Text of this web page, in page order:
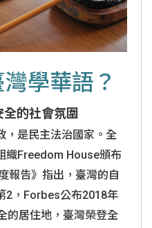
學華語？
的社會氛圍
，是民主法治國家。全
織Freedom House頒布
報告》指出，臺灣的自
2，Forbes公布2018年
的居住地，臺灣榮登全